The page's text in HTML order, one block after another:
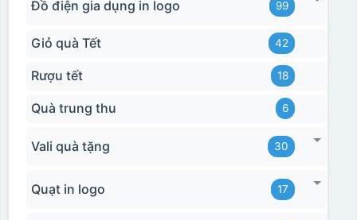
Đồ điện gia dụng in logo 99
Giỏ quà Tết 42
Rượu tết 18
Quà trung thu 6
Vali quà tặng 30
Quạt in logo 17